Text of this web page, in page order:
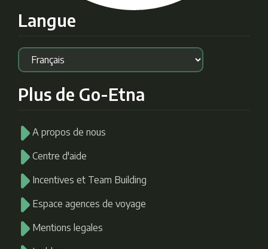
Langue
Plus de Go-Etna
A propos de nous
Centre d'aide
Incentives et Team Building
Espace agences de voyage
Mentions legales